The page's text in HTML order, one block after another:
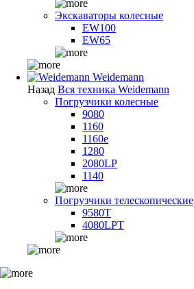
Экскаваторы колесные
EW100
EW65
Weidemann
Назад Вся техника Weidemann
Погрузчики колесные
9080
1160
1160e
1280
2080LP
1140
Погрузчики телескопические
9580T
4080LPT